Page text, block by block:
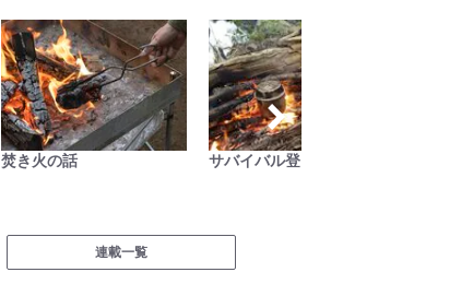
サバイバル登山家を撮る 南アルプスの日々
連載一覧